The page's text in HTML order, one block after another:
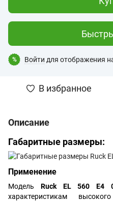
% Войти для отображения
В избранное
Описание
Габаритные размеры:
Применение
Модель Ruck EL 560 E4
характеристикам